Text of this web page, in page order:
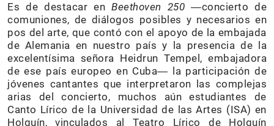
Es de destacar en Beethoven 250 ―concierto de
comuniones, de diálogos posibles y necesarios en
pos del arte, que contó con el apoyo de la embajada
de Alemania en nuestro país y la presencia de la
excelentísima señora Heidrun Tempel, embajadora
de ese país europeo en Cuba― la participación de
jóvenes cantantes que interpretaron las complejas
arias del concierto, muchos aún estudiantes de
Canto Lírico de la Universidad de las Artes (ISA) en
Holguín, vinculados al Teatro Lírico de Holguín